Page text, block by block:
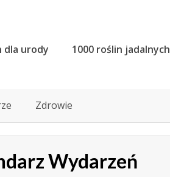
dla urody 1000 roślin jadalnych
Zdrowie
Wydarzeń